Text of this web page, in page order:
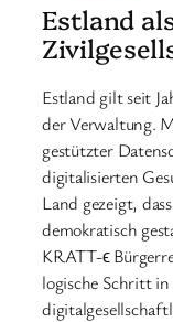
Estland
Estland gilt seit
der Verwaltung.
gestützter
digitalisierten
Land gezeigt,
demokratisch
KRATT-ϵ
logische Schritt